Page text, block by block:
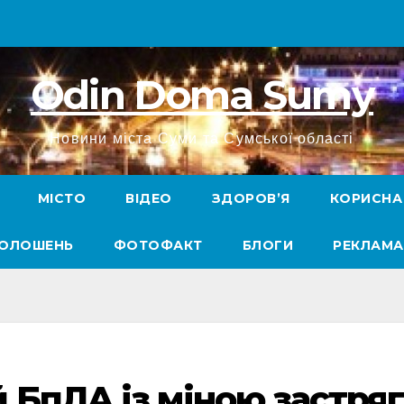
Odin Doma Sumy
Новини міста Суми та Сумської області
МІСТО ВІДЕО ЗДОРОВ’Я КОРИСНА
ФОТОФАКТ БЛОГИ РЕКЛАМА